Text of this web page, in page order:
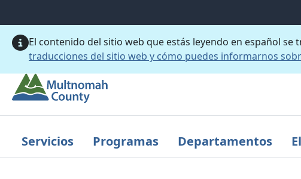
El contenido del sitio web que estás leyendo en español
traducciones del sitio web y cómo puedes informarnos
Servicios Programas Departamentos